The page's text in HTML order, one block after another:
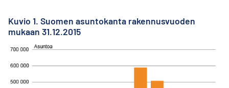
Kuvio 1. Suomen asuntokanta rakennusvuoden
mukaan 31.12.2015